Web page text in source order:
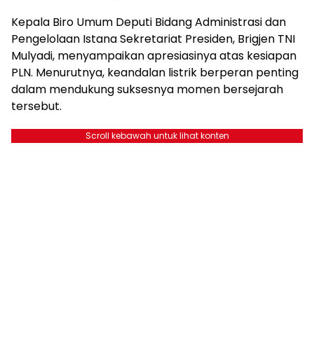
Kepala Biro Umum Deputi Bidang Administrasi dan
Pengelolaan Istana Sekretariat Presiden, Brigjen TNI
Mulyadi, menyampaikan apresiasinya atas kesiapan
PLN. Menurutnya, keandalan listrik berperan penting
dalam mendukung suksesnya momen bersejarah
tersebut.
Scroll kebawah untuk lihat konten